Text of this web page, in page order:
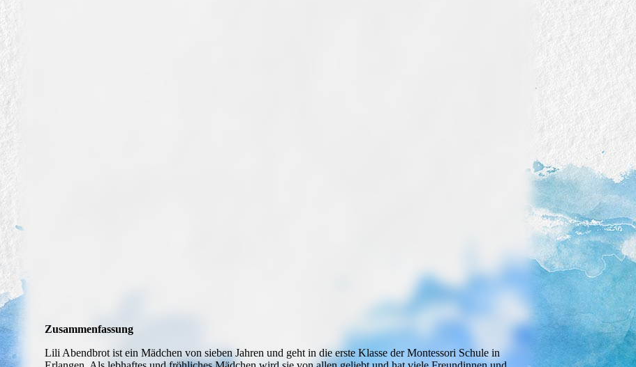
Zusammenfassung
Lili Abendbrot ist ein Mädchen von sieben Jahren und geht in die erste Klasse der Montessori Schule in